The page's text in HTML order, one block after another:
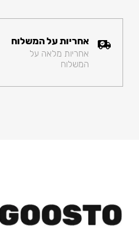
אחריות על המשלוח
אחריות מלאה על
המשלוח